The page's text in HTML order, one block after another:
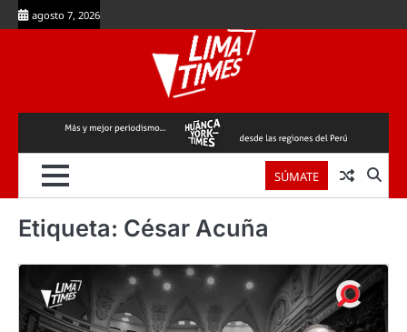
Skip
to
agosto 7, 2026
SÚMATE
Etiqueta: César Acuña